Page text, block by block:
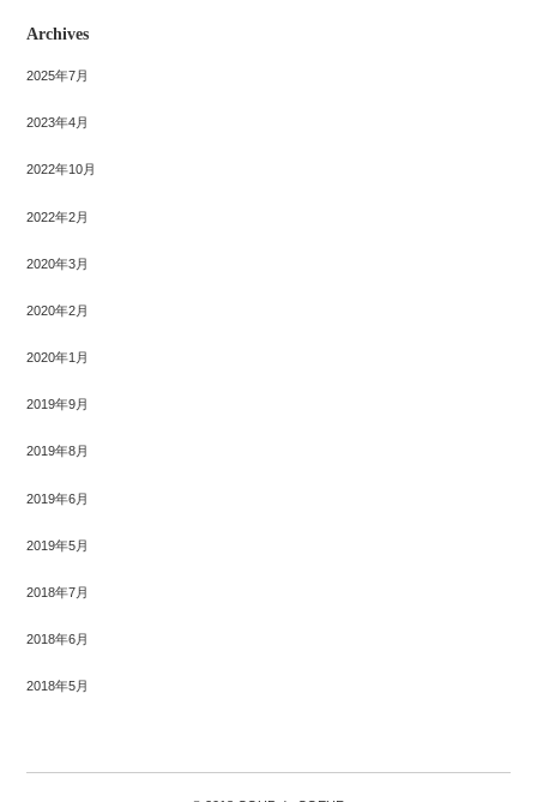
Archives
2025年7月
2023年4月
2022年10月
2022年2月
2020年3月
2020年2月
2020年1月
2019年9月
2019年8月
2019年6月
2019年5月
2018年7月
2018年6月
2018年5月